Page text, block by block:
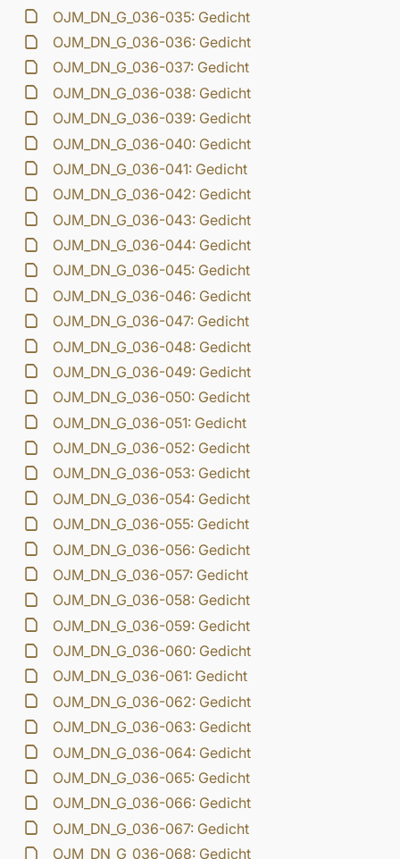
OJM_DN_G_036-035: Gedicht
OJM_DN_G_036-036: Gedicht
OJM_DN_G_036-037: Gedicht
OJM_DN_G_036-038: Gedicht
OJM_DN_G_036-039: Gedicht
OJM_DN_G_036-040: Gedicht
OJM_DN_G_036-041: Gedicht
OJM_DN_G_036-042: Gedicht
OJM_DN_G_036-043: Gedicht
OJM_DN_G_036-044: Gedicht
OJM_DN_G_036-045: Gedicht
OJM_DN_G_036-046: Gedicht
OJM_DN_G_036-047: Gedicht
OJM_DN_G_036-048: Gedicht
OJM_DN_G_036-049: Gedicht
OJM_DN_G_036-050: Gedicht
OJM_DN_G_036-051: Gedicht
OJM_DN_G_036-052: Gedicht
OJM_DN_G_036-053: Gedicht
OJM_DN_G_036-054: Gedicht
OJM_DN_G_036-055: Gedicht
OJM_DN_G_036-056: Gedicht
OJM_DN_G_036-057: Gedicht
OJM_DN_G_036-058: Gedicht
OJM_DN_G_036-059: Gedicht
OJM_DN_G_036-060: Gedicht
OJM_DN_G_036-061: Gedicht
OJM_DN_G_036-062: Gedicht
OJM_DN_G_036-063: Gedicht
OJM_DN_G_036-064: Gedicht
OJM_DN_G_036-065: Gedicht
OJM_DN_G_036-066: Gedicht
OJM_DN_G_036-067: Gedicht
OJM_DN_G_036-068: Gedicht